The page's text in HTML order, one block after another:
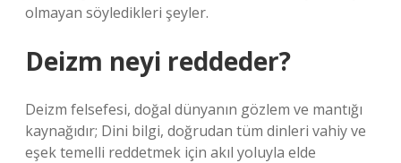
olmayan söyledikleri şeyler.
Deizm neyi reddeder?
Deizm felsefesi, doğal dünyanın gözlem ve mantığı
kaynağıdır; Dini bilgi, doğrudan tüm dinleri vahiy ve
eşek temelli reddetmek için akıl yoluyla elde